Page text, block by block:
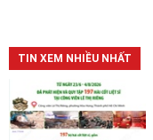
TIN XEM NHIỀU NHẤT